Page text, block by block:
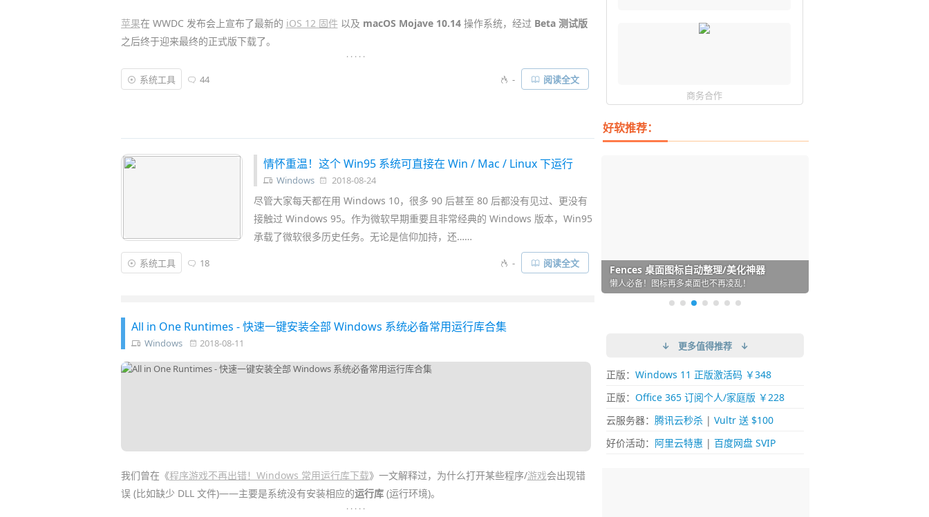
苹果在 WWDC 发布会上宣布了最新的 iOS 12 固件以及 macOS Mojave 10.14操作系统，经过 Beta 测试版
之后终于迎来最终的正式版下载了。
macOS Mojave 系统新增了暗黑模式界面、桌面文件自动归类整理成堆栈、更强大的 Finder 图片浏览、Quick
Look 预览可编辑/标记、全新
的 Mac AppStore、更丰富的截图功能、更注重隐私保护的 Safari、手机摄像
. . . . .
系统工具 44 - 阅读全文
情怀重温！这个 Win95 系统可直接在 Win / Mac / Linux 下运行
Windows 2018-08-24
尽管大家每天都在用 Windows 10，很多 90 后甚至 80 后都没有见过、更没有
接触过 Windows 95。作为微软早期重要且非常经典的 Windows 版本，Win95
承载了微软很多历史任务。无论是信仰加持，还……
系统工具 18 - 阅读全文
All in One Runtimes - 快速一键安装全部 Windows 系统必备常用运行库合集
Windows 2018-08-11
我们曾在《程序游戏不再出错！Windows 常用运行库下载》一文解释过，为什么打开某些程序/游戏会出现错
误 (比如缺少 DLL 文件)——主要是系统没有安装相应的运行库 (运行环境)。
. . . . .
商务合作
好软推荐：
IDM 必备的下载神器
超强的 Windows 平台下载工具
Listary 6 Pro 搜索神器
用过回不去！大幅提高 Windows 文件搜索效率
Fences 桌面图标自动整理/美化神器
懒人必备！图标再多桌面也不再凌乱！
Parallels Desktop 虚拟机
在 Mac 上流畅运行 Windows (支持 M 芯片)
Downie 下载网络视频的神器 (Mac)
一键下视频，超简单好用！谁用谁知道
Typora - 极简好用的 Markdown 编辑器
颠覆写作体验！跨平台支持 Win / Mac
↓ 更多值得推荐 ↓
正版： Windows 11 正版激活码 ￥348
正版： Office 365 订阅个人/家庭版 ￥228
云服务器： 腾讯云秒杀| Vultr 送 $100
好价活动： 阿里云特惠 | 百度网盘 SVIP